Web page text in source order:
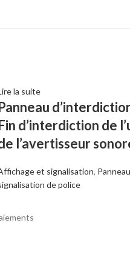
la suite
d’interdiction de
l’avertisseur
et signalisation,
de police